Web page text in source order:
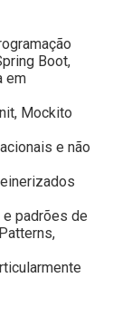
Boot,
em
Mockito
e não
padrões de